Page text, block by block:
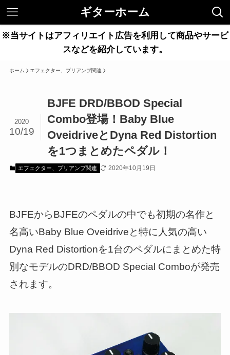
ギターホーム
※当サイトはアフィリエイト広告を利用して商品やサービ
スなどを紹介しています。
ホーム エフェクター、プリアンプ関連
BJFE DRD/BBOD Special
Combo登場！Baby Blue
OveidriveとDyna Red Distortion
を1つまとめたペダル！
2020
10/19
エフェクター、プリアンプ関連 2020年10月19日
BJFEからBJFEのペダルの中でも初期の名作と
名高いBaby Blue Oveidriveと特に人気の高い
Dyna Red Distortionを1台のペダルにまとめた特
別なモデルのDRD/BBOD Special Comboが発売
されます。